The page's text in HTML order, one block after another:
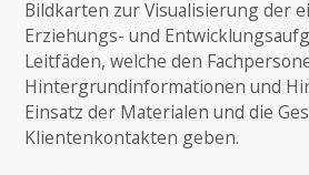
Bildkarten zur Visualisierung der
Erziehungs- und
Leitfäden, welche den
Hintergrundinformationen und
Einsatz der Materialen und die
Klientenkontakten geben.